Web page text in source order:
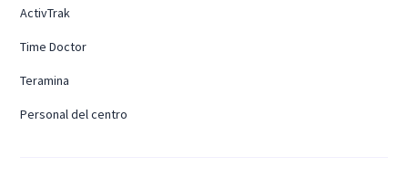
ActivTrak
Time Doctor
Teramina
Personal del centro